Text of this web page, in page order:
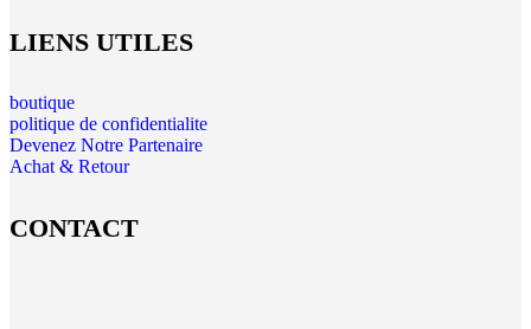
LIENS UTILES
boutique
politique de confidentialite
Devenez Notre Partenaire
Achat & Retour
CONTACT